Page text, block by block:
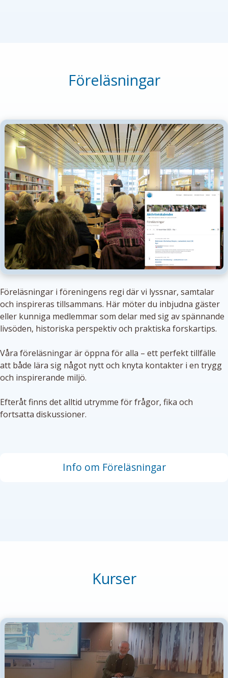
Föreläsningar
Föreläsningar i föreningens regi där vi lyssnar, samtalar
och inspireras tillsammans. Här möter du inbjudna gäster
eller kunniga medlemmar som delar med sig av spännande
livsöden, historiska perspektiv och praktiska forskartips.
Våra föreläsningar är öppna för alla – ett perfekt tillfälle
att både lära sig något nytt och knyta kontakter i en trygg
och inspirerande miljö.
Efteråt finns det alltid utrymme för frågor, fika och
fortsatta diskussioner.
Info om Föreläsningar
Kurser